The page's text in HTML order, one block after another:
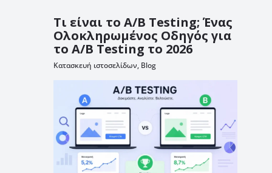
Τι είναι το A/B Testing; Ένας
Ολοκληρωμένος Οδηγός για
το A/B Testing το 2026
Κατασκευή ιστοσελίδων, Blog